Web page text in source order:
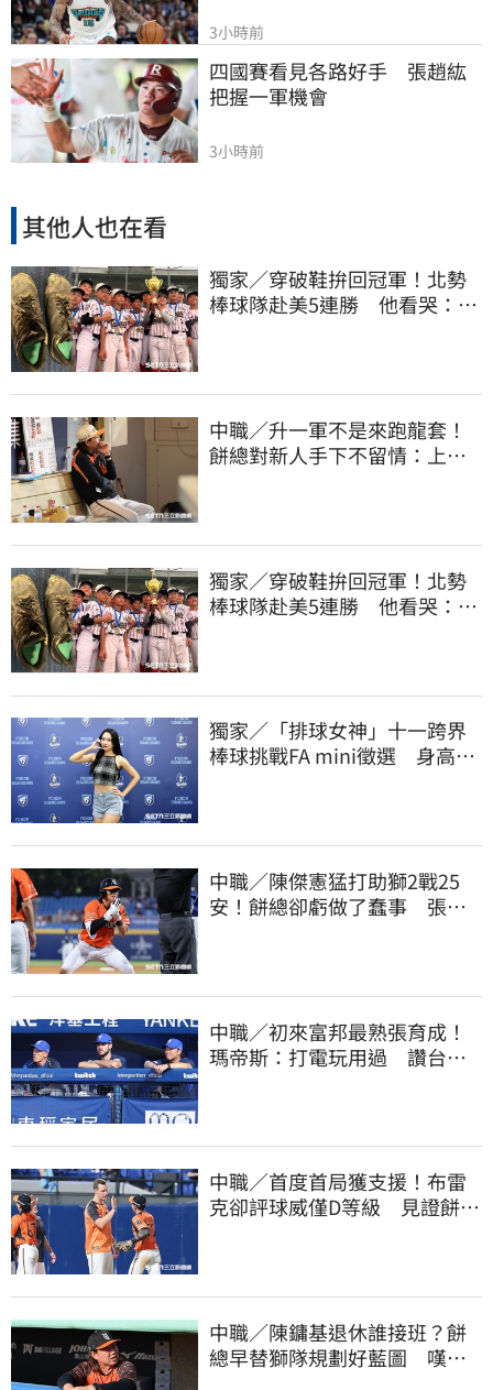
3小時前
四國賽看見各路好手　張趙紘
把握一軍機會
3小時前
其他人也在看
獨家／穿破鞋拚回冠軍！北勢
棒球隊赴美5連勝 他看哭：台
中職／升一軍不是來跑龍套！
餅總對新人手下不留情：上來
獨家／穿破鞋拚回冠軍！北勢
棒球隊赴美5連勝 他看哭：台
獨家／「排球女神」十一跨界
棒球挑戰FA mini徵選 身高
中職／陳傑憲猛打助獅2戰25
安！餅總卻虧做了蠢事 張翔
中職／初來富邦最熟張育成！
瑪帝斯：打電玩用過 讚台灣
中職／首度首局獲支援！布雷
克卻評球威僅D等級 見證餅總
中職／陳鏞基退休誰接班？餅
總早替獅隊規劃好藍圖 嘆新